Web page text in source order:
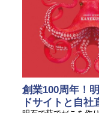
創業100周年！
ドサイトと自